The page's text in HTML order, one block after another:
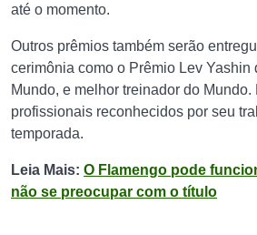
até o momento.
Outros prêmios também serão
cerimônia como o Prêmio Lev Yashin
Mundo, e melhor treinador do
profissionais reconhecidos por seu
temporada.
Leia Mais: O Flamengo pode
não se preocupar com o título